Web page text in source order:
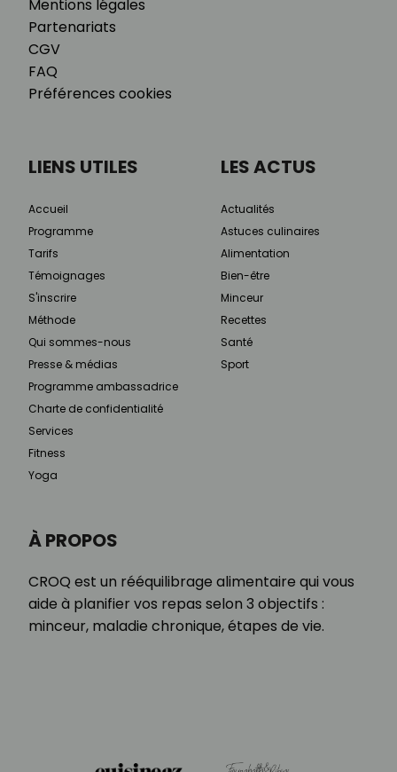
Mentions légales
Partenariats
CGV
FAQ
Préférences cookies
À PROPOS
CROQ est un rééquilibrage alimentaire qui vous
aide à planifier vos repas selon 3 objectifs :
minceur, maladie chronique, étapes de vie.
LIENS UTILES
Accueil
Programme
Tarifs
Témoignages
S'inscrire
Méthode
Qui sommes-nous
Presse & médias
Programme ambassadrice
Charte de confidentialité
Services
Fitness
Yoga
LES ACTUS
Actualités
Astuces culinaires
Alimentation
Bien-être
Minceur
Recettes
Santé
Sport